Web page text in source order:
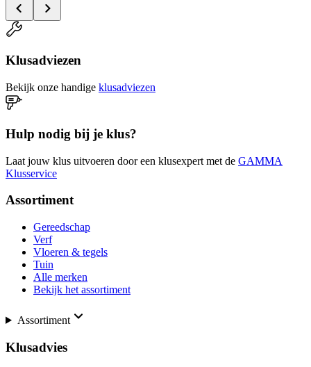
Klusadviezen
Bekijk onze handige klusadviezen
Hulp nodig bij je klus?
Laat jouw klus uitvoeren door een klusexpert met de GAMMA
Klusservice
Assortiment
Gereedschap
Verf
Vloeren & tegels
Tuin
Alle merken
Bekijk het assortiment
Assortiment
Klusadvies